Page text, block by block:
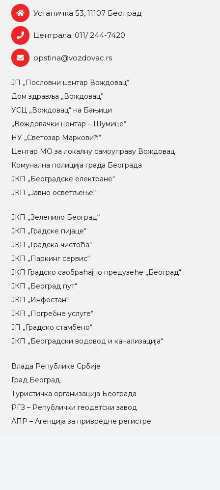
Устаничка 53, 11107 Београд
Централа: 011/ 244-7420
opstina@vozdovac.rs
ЈП „Пословни центар Вождовац“
Дом здравља „Вождовац”
УСЦ „Вождовац“ на Бањици
„Вождовачки центар – Шумице“
НУ „Светозар Марковић“
Центар МO за локалну самоуправу Вождовац
Комунална полиција града Београда
ЈКП „Београдске електране“
ЈКП „Јавно осветљење“
ЈКП „Зеленило Београд“
ЈКП „Градске пијаце“
ЈКП „Градска чистоћа“
ЈКП „Паркинг сервис“
ЈКП Градско саобраћајно предузеће „Београд“
ЈКП „Београд пут“
ЈКП „Инфостан“
ЈКП „Погребне услуге“
ЈП „Градско стамбено“
ЈКП „Београдски водовод и канализација“
Влада Републике Србије
Град Београд
Туристичка организација Београда
РГЗ – Републички геодетски завод
АПР – Агенција за привредне регистре